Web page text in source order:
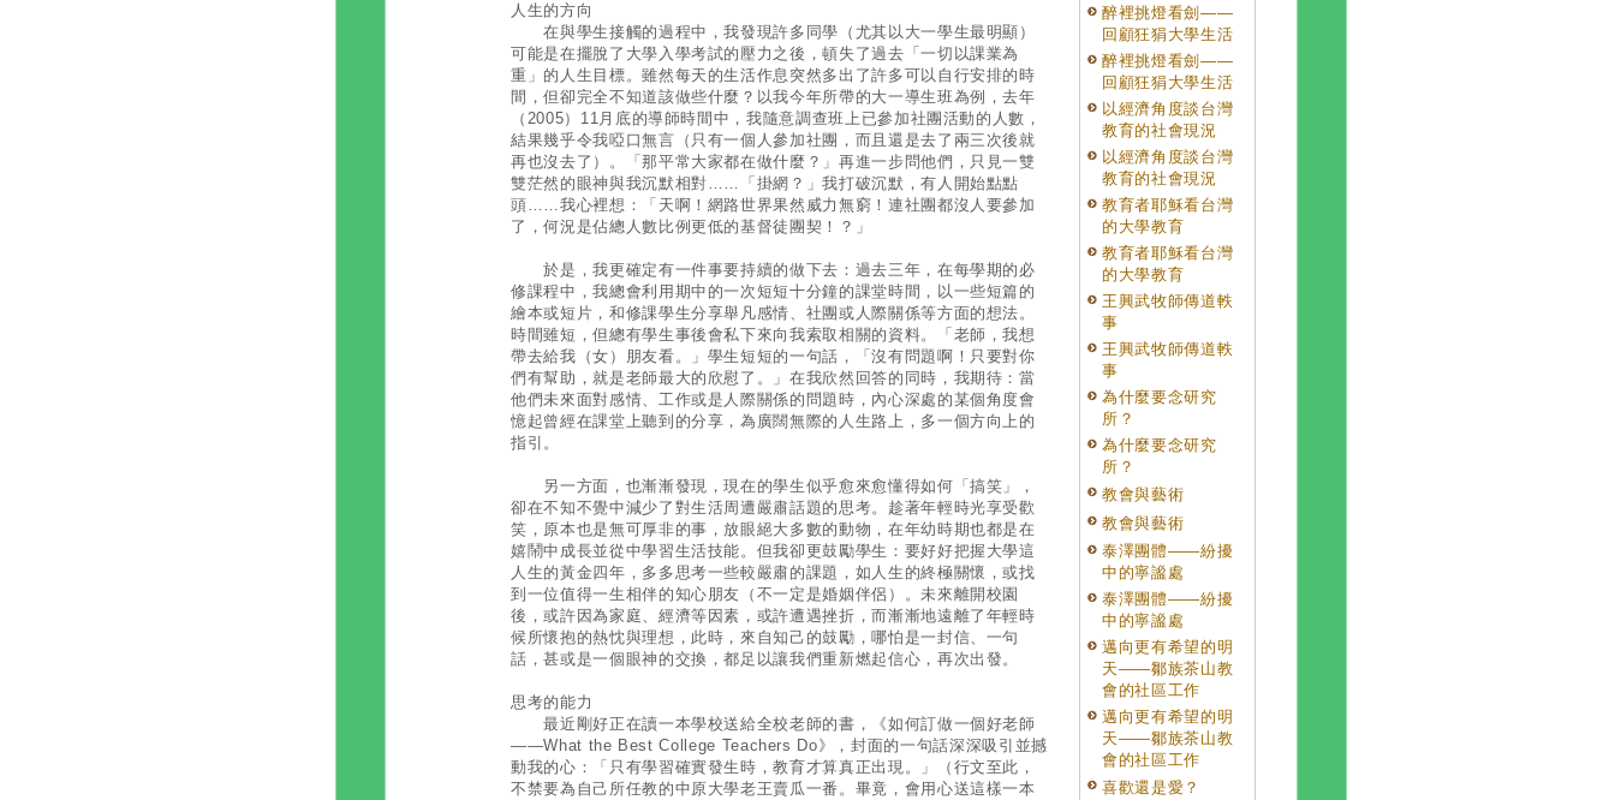
人生的方向
在與學生接觸的過程中，我發現許多同學（尤其以大一學生最明顯）
可能是在擺脫了大學入學考試的壓力之後，頓失了過去「一切以課業為
重」的人生目標。雖然每天的生活作息突然多出了許多可以自行安排的時
間，但卻完全不知道該做些什麼？以我今年所帶的大一導生班為例，去年
（2005）11月底的導師時間中，我隨意調查班上已參加社團活動的人數，
結果幾乎令我啞口無言（只有一個人參加社團，而且還是去了兩三次後就
再也沒去了）。「那平常大家都在做什麼？」再進一步問他們，只見一雙
雙茫然的眼神與我沉默相對……「掛網？」我打破沉默，有人開始點點
頭……我心裡想：「天啊！網路世界果然威力無窮！連社團都沒人要參加
了，何況是佔總人數比例更低的基督徒團契！？」
於是，我更確定有一件事要持續的做下去：過去三年，在每學期的必
修課程中，我總會利用期中的一次短短十分鐘的課堂時間，以一些短篇的
繪本或短片，和修課學生分享舉凡感情、社團或人際關係等方面的想法。
時間雖短，但總有學生事後會私下來向我索取相關的資料。「老師，我想
帶去給我（女）朋友看。」學生短短的一句話，「沒有問題啊！只要對你
們有幫助，就是老師最大的欣慰了。」在我欣然回答的同時，我期待：當
他們未來面對感情、工作或是人際關係的問題時，內心深處的某個角度會
憶起曾經在課堂上聽到的分享，為廣闊無際的人生路上，多一個方向上的
指引。
另一方面，也漸漸發現，現在的學生似乎愈來愈懂得如何「搞笑」，
卻在不知不覺中減少了對生活周遭嚴肅話題的思考。趁著年輕時光享受歡
笑，原本也是無可厚非的事，放眼絕大多數的動物，在年幼時期也都是在
嬉鬧中成長並從中學習生活技能。但我卻更鼓勵學生：要好好把握大學這
人生的黃金四年，多多思考一些較嚴肅的課題，如人生的終極關懷，或找
到一位值得一生相伴的知心朋友（不一定是婚姻伴侶）。未來離開校園
後，或許因為家庭、經濟等因素，或許遭遇挫折，而漸漸地遠離了年輕時
候所懷抱的熱忱與理想，此時，來自知己的鼓勵，哪怕是一封信、一句
話，甚或是一個眼神的交換，都足以讓我們重新燃起信心，再次出發。
思考的能力
最近剛好正在讀一本學校送給全校老師的書，《如何訂做一個好老師
——What the Best College Teachers Do》，封面的一句話深深吸引並撼
動我的心：「只有學習確實發生時，教育才算真正出現。」（行文至此，
不禁要為自己所任教的中原大學老王賣瓜一番。畢竟，會用心送這樣一本
醉裡挑燈看劍——
回顧狂狷大學生活
醉裡挑燈看劍——
回顧狂狷大學生活
以經濟角度談台灣
教育的社會現況
以經濟角度談台灣
教育的社會現況
教育者耶穌看台灣
的大學教育
教育者耶穌看台灣
的大學教育
王興武牧師傳道軼
事
王興武牧師傳道軼
事
為什麼要念研究
所？
為什麼要念研究
所？
教會與藝術
教會與藝術
泰澤團體——紛擾
中的寧謐處
泰澤團體——紛擾
中的寧謐處
邁向更有希望的明
天——鄒族茶山教
會的社區工作
邁向更有希望的明
天——鄒族茶山教
會的社區工作
喜歡還是愛？